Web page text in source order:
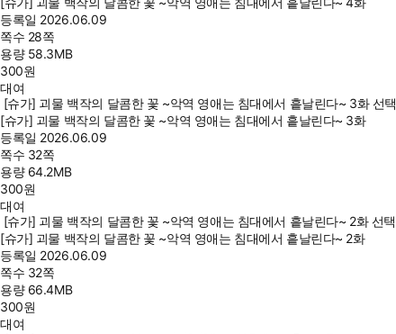
등록일 2026.06.09
쪽수 28쪽
용량 58.3MB
300원
대여
[슈가] 괴물 백작의 달콤한 꽃 ~악역 영애는 침대에서 흩날린다~ 3화 선택
[슈가] 괴물 백작의 달콤한 꽃 ~악역 영애는 침대에서 흩날린다~ 3화
등록일 2026.06.09
쪽수 32쪽
용량 64.2MB
300원
대여
[슈가] 괴물 백작의 달콤한 꽃 ~악역 영애는 침대에서 흩날린다~ 2화 선택
[슈가] 괴물 백작의 달콤한 꽃 ~악역 영애는 침대에서 흩날린다~ 2화
등록일 2026.06.09
쪽수 32쪽
용량 66.4MB
300원
대여